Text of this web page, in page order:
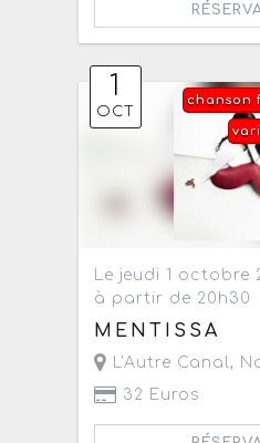
1
OCT
chanson
Le jeudi 1 octobre
à partir de 20h30
MENTISSA
L'Autre Canal ,
32 Euros